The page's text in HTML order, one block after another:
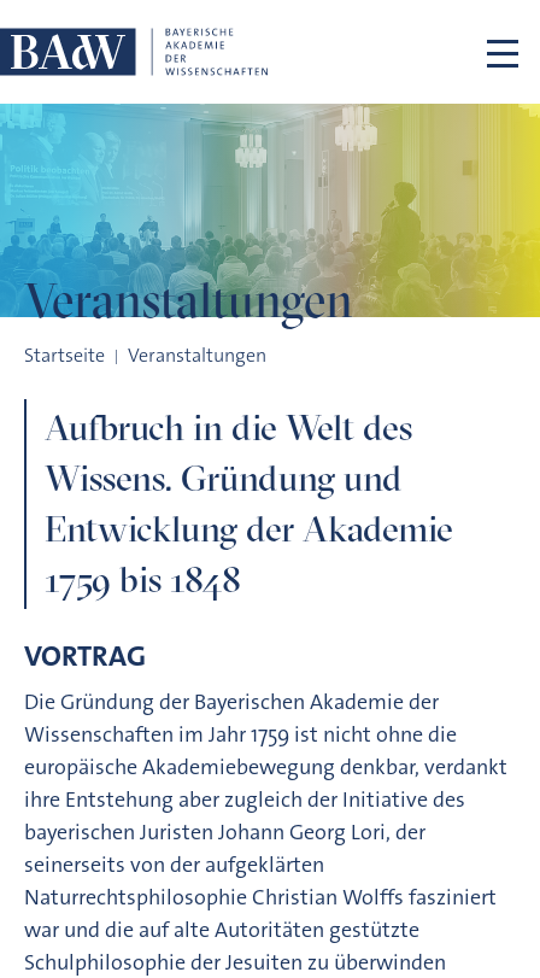
Veranstaltungen
Startseite Veranstaltungen
Aufbruch in die Welt des
Wissens. Gründung und
Entwicklung der Akademie
1759 bis 1848
VORTRAG
Die Gründung der Bayerischen Akademie der
Wissenschaften im Jahr 1759 ist nicht ohne die
europäische Akademiebewegung denkbar, verdankt
ihre Entstehung aber zugleich der Initiative des
bayerischen Juristen Johann Georg Lori, der
seinerseits von der aufgeklärten
Naturrechtsphilosophie Christian Wolffs fasziniert
war und die auf alte Autoritäten gestützte
Schulphilosophie der Jesuiten zu überwinden